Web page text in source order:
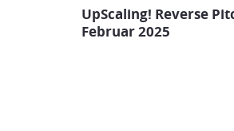
UpScaling! Reverse
Februar 2025